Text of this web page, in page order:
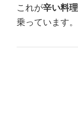
これが辛い料理
乗っています。